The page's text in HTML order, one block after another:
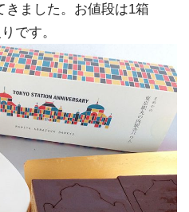
ました。お値段は1箱
です。